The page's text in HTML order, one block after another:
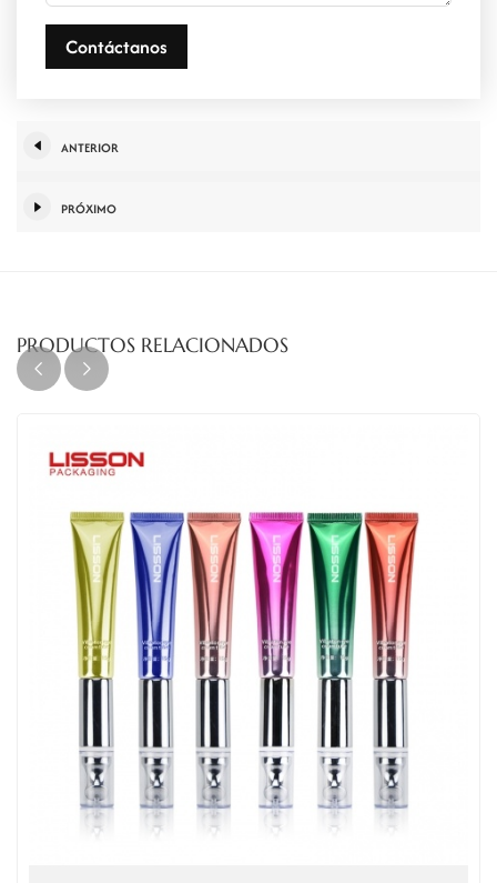
Contáctanos
ANTERIOR
PRÓXIMO
PRODUCTOS RELACIONADOS